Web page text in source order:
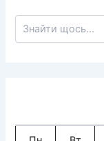
Пошук по сайту